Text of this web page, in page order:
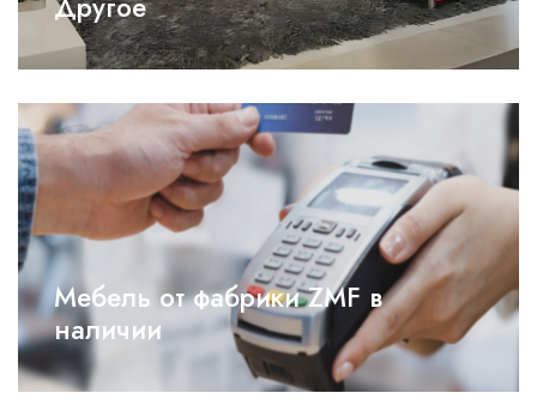
Мебель от фабрики ZMF в
наличии